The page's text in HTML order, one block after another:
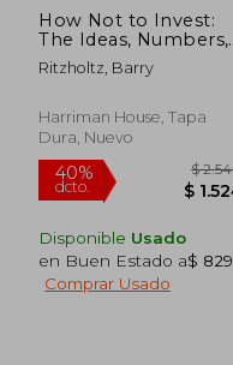
How Not to Invest:
The Ideas, Numbers,
and Advice That
Destroy Wealth - And
(en Inglés)
Ritzholtz, Barry
Harriman House, Tapa
Dura, Nuevo
Disponible Usado
en Buen Estado a$ 829
Comprar Usado